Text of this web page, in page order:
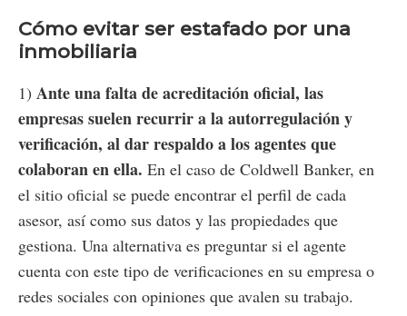
Cómo evitar ser estafado por una
inmobiliaria
1) Ante una falta de acreditación oficial, las
empresas suelen recurrir a la autorregulación y
verificación, al dar respaldo a los agentes que
colaboran en ella. En el caso de Coldwell Banker, en
el sitio oficial se puede encontrar el perfil de cada
asesor, así como sus datos y las propiedades que
gestiona. Una alternativa es preguntar si el agente
cuenta con este tipo de verificaciones en su empresa o
redes sociales con opiniones que avalen su trabajo.